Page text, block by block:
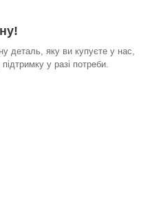
деталь, яку ви купуєте у нас,
у разі потреби.